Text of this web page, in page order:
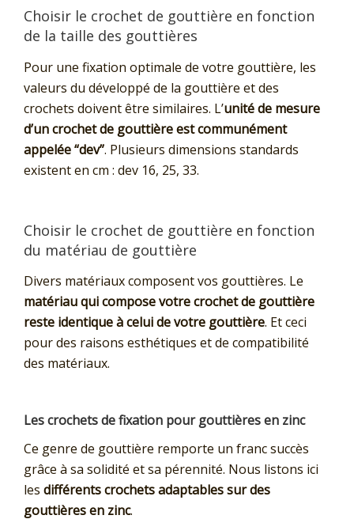
Choisir le crochet de gouttière en fonction
de la taille des gouttières
Pour une fixation optimale de votre gouttière, les
valeurs du développé de la gouttière et des
crochets doivent être similaires. L’unité de mesure
d’un crochet de gouttière est communément
appelée “dev”. Plusieurs dimensions standards
existent en cm : dev 16, 25, 33.
Choisir le crochet de gouttière en fonction
du matériau de gouttière
Divers matériaux composent vos gouttières. Le
matériau qui compose votre crochet de gouttière
reste identique à celui de votre gouttière. Et ceci
pour des raisons esthétiques et de compatibilité
des matériaux.
Les crochets de fixation pour gouttières en zinc
Ce genre de gouttière remporte un franc succès
grâce à sa solidité et sa pérennité. Nous listons ici
les différents crochets adaptables sur des
gouttières en zinc.